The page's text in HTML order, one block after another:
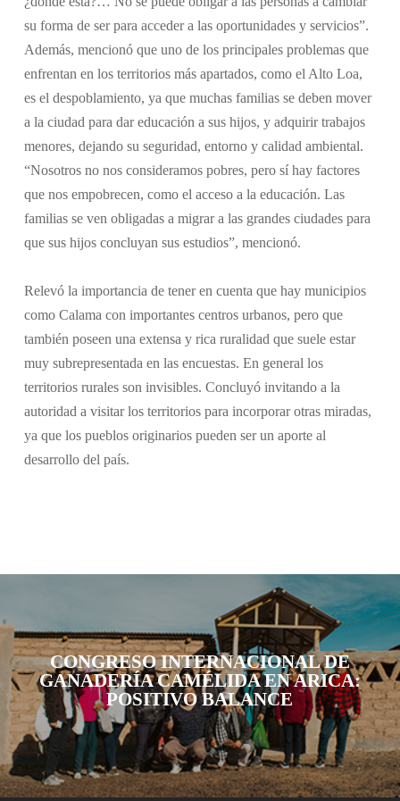
su forma de ser para acceder a las oportunidades y servicios”.
Además, mencionó que uno de los principales problemas que
enfrentan en los territorios más apartados, como el Alto Loa,
es el despoblamiento, ya que muchas familias se deben mover
a la ciudad para dar educación a sus hijos, y adquirir trabajos
menores, dejando su seguridad, entorno y calidad ambiental.
“Nosotros no nos consideramos pobres, pero sí hay factores
que nos empobrecen, como el acceso a la educación. Las
familias se ven obligadas a migrar a las grandes ciudades para
que sus hijos concluyan sus estudios”, mencionó.
Relevó la importancia de tener en cuenta que hay municipios
como Calama con importantes centros urbanos, pero que
también poseen una extensa y rica ruralidad que suele estar
muy subrepresentada en las encuestas. En general los
territorios rurales son invisibles. Concluyó invitando a la
autoridad a visitar los territorios para incorporar otras miradas,
ya que los pueblos originarios pueden ser un aporte al
desarrollo del país.
CONGRESO INTERNACIONAL DE
GANADERÍA CAMÉLIDA EN ARICA:
POSITIVO BALANCE